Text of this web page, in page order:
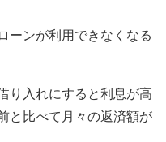
ーンが利用できなくなる
り入れにすると利息が高
と比べて月々の返済額が